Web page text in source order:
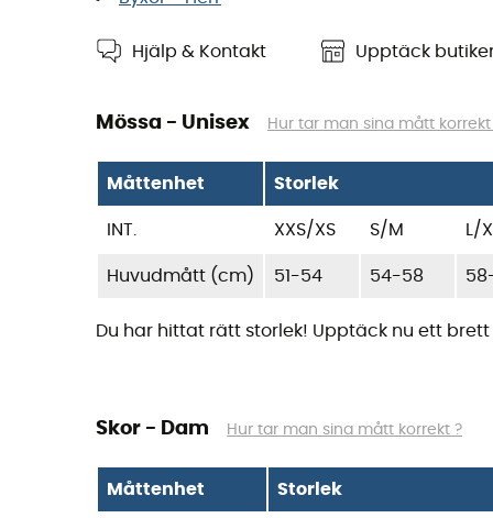
Hjälp & Kontakt Upptäck
Mössa - Unisex Hur tar man sina mått korrekt
Måttenhet Storlek
INT. XXS/XS S/M L/XL
Huvudmått (cm) 51-54 54-58
Du har hittat rätt storlek! Upptäck nu ett
Skor - Dam Hur tar man sina mått korrekt ?
Måttenhet Storlek